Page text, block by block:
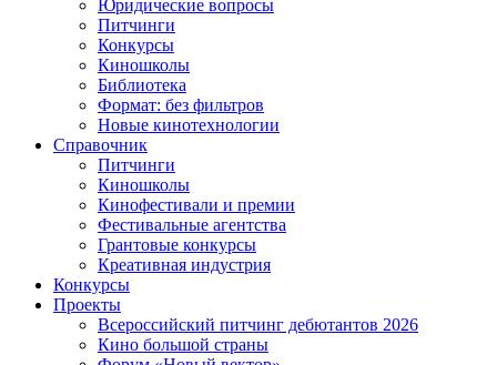
Юридические вопросы
Питчинги
Конкурсы
Киношколы
Библиотека
Формат: без фильтров
Новые кинотехнологии
Справочник
Питчинги
Киношколы
Кинофестивали и премии
Фестивальные агентства
Грантовые конкурсы
Креативная индустрия
Конкурсы
Проекты
Всероссийский питчинг дебютантов 2026
Кино большой страны